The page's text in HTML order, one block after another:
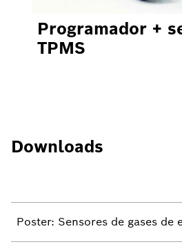
Programador +
TPMS
Downloads
Poster: Sensores de gases de